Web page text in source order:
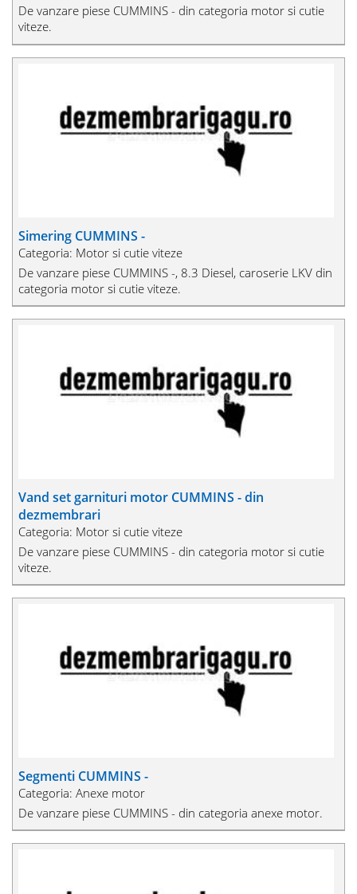
De vanzare piese CUMMINS - din categoria motor si cutie
viteze.
Simering CUMMINS -
Categoria: Motor si cutie viteze
De vanzare piese CUMMINS -, 8.3 Diesel, caroserie LKV din
categoria motor si cutie viteze.
Vand set garnituri motor CUMMINS - din
dezmembrari
Categoria: Motor si cutie viteze
De vanzare piese CUMMINS - din categoria motor si cutie
viteze.
Segmenti CUMMINS -
Categoria: Anexe motor
De vanzare piese CUMMINS - din categoria anexe motor.